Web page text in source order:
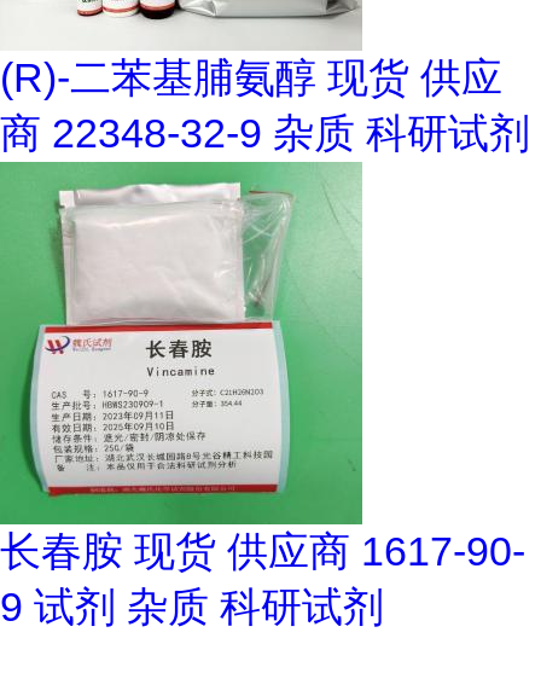
(R)-二苯基脯氨醇 现货 供应
商 22348-32-9 杂质 科研试剂
长春胺 现货 供应商 1617-90-
9 试剂 杂质 科研试剂